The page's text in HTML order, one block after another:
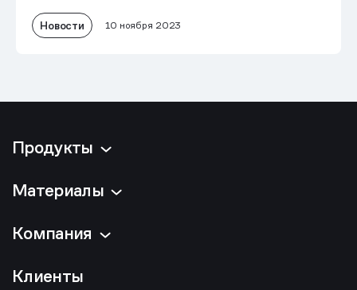
Новости 10 ноября 2023
Продукты
Материалы
Компания
Клиенты